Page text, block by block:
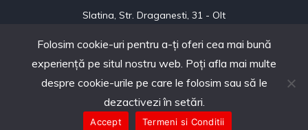
Slatina, Str. Draganesti, 31 - Olt
Copyright © 2024 realizat de Webdin.ro
Folosim cookie-uri pentru a-ți oferi cea mai bună
experiență pe situl nostru web. Poți afla mai multe
despre cookie-urile pe care le folosim sau să le
dezactivezi în setări.
Accept Termeni si Conditii